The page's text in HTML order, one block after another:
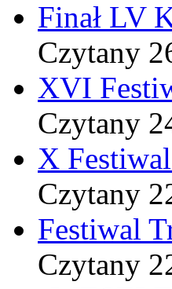
Finał LV
Czytany
XVI
Czytany
X
Czytany
Festiwal
Czytany